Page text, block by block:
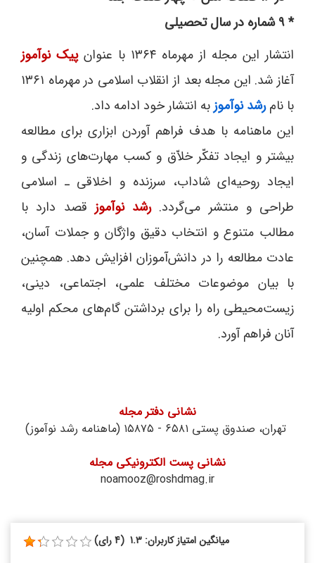
* ۹ شماره در سال تحصیلی
انتشار این مجله از مهرماه ۱۳۶۴ با عنوان
پیک نوآموز
آغاز شد. این مجله بعد از انقلاب اسلامی در مهرماه ۱۳۶۱
با نامرشد نوآموزبه انتشار خود ادامه داد.
این ماهنامه با هدف فراهم آوردن ابزاری برای مطالعه
بیشتر و ایجاد تفکّر خلاّق و کسب مهارت‌های زندگی و
ایجاد روحیه‌ای شاداب، سرزنده و اخلاقی ـ اسلامی
طراحی و منتشر می‌گردد. رشد نوآموز قصد دارد با
مطالب متنوع و انتخاب دقیق واژگان و جملات آسان،
عادت مطالعه را در دانش‌آموزان افزایش دهد. همچنین
با بیان موضوعات مختلف علمی، اجتماعی، دینی،
زیست‌محیطی راه را برای برداشتن گام‌های محکم اولیه
آنان فراهم آورد.
نشانی دفتر مجله
تهران، صندوق پستی ۶۵۸۱ - ۱۵۸۷۵ (ماهنامه‌ رشد نوآموز)
نشانی پست الکترونیکی مجله
noamooz@roshdmag.ir
میانگین امتیاز کاربران: 1.3 (4 رای)